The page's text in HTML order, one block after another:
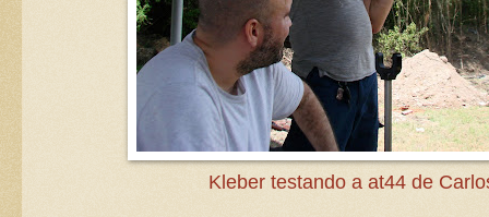
Kleber testando a at44 de